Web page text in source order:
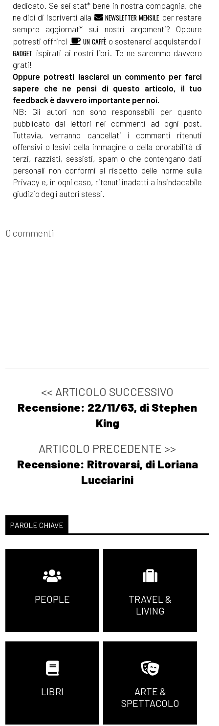
dedicato. Se sei stat* bene in nostra compagnia, che
ne dici di iscriverti alla
NEWSLETTER MENSILE per restare
sempre aggiornat* sui nostri argomenti? Oppure
potresti offrirci
UN CAFFÈ o sostenerci acquistando i
GADGET ispirati ai nostri libri. Te ne saremmo davvero
grati!
Oppure potresti lasciarci un commento per farci
sapere che ne pensi di questo articolo, il tuo
feedback è davvero importante per noi.
NB: Gli autori non sono responsabili per quanto
pubblicato dai lettori nei commenti ad ogni post.
Tuttavia, verranno cancellati i commenti ritenuti
offensivi o lesivi della immagine o della onorabilità di
terzi, razzisti, sessisti, spam o che contengano dati
personali non conformi al rispetto delle norme sulla
Privacy e, in ogni caso, ritenuti inadatti a insindacabile
giudizio degli autori stessi.
0 commenti
<< ARTICOLO SUCCESSIVO
Recensione: 22/11/63, di Stephen
King
ARTICOLO PRECEDENTE >>
Recensione: Ritrovarsi, di Loriana
Lucciarini
PAROLE CHIAVE
PEOPLE
TRAVEL &
LIVING
LIBRI
ARTE &
SPETTACOLO